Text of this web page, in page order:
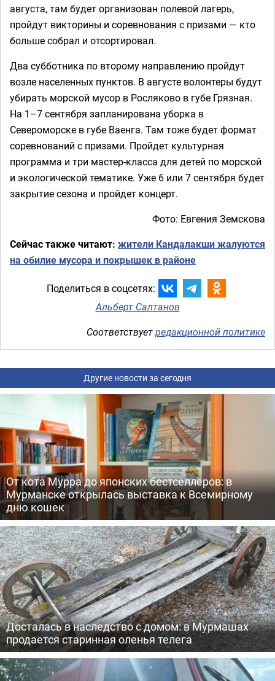
августа, там будет организован полевой лагерь,
пройдут викторины и соревнования с призами — кто
больше собрал и отсортировал.
Два субботника по второму направлению пройдут
возле населенных пунктов. В августе волонтеры будут
убирать морской мусор в Росляково в губе Грязная.
На 1–7 сентября запланирована уборка в
Североморске в губе Ваенга. Там тоже будет формат
соревнований с призами. Пройдет культурная
программа и три мастер-класса для детей по морской
и экологической тематике. Уже 6 или 7 сентября будет
закрытие сезона и пройдет концерт.
Фото: Евгения Земскова
Сейчас также читают: жители Кандалакши жалуются
на обилие мусора и покрышек в районе
Поделиться в соцсетях:
Альберт Салтанов
Соответствуетредакционной политике
Другие новости за сегодня
От кота Мурра до японских бестселлеров: в
Мурманске открылась выставка к Всемирному
дню кошек
Досталась в наследство с домом: в Мурмашах
продается старинная оленья телега